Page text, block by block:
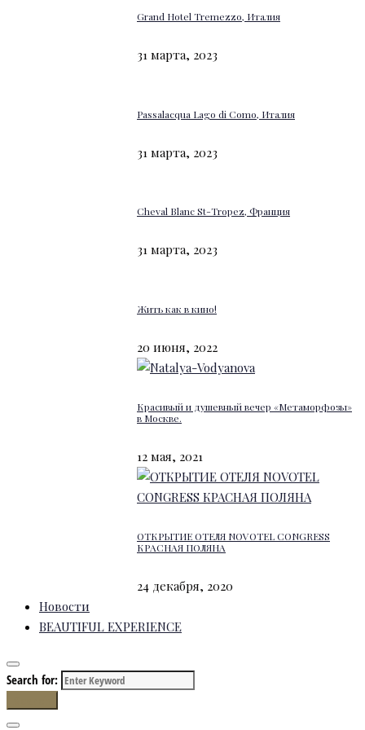
Grand Hotel Tremezzo, Италия
31 марта, 2023
Passalacqua Lago di Como, Италия
31 марта, 2023
Cheval Blanc St-Tropez, Франция
31 марта, 2023
Жить как в кино!
20 июня, 2022
Красивый и душевный вечер «Метаморфозы»
в Москве.
12 мая, 2021
ОТКРЫТИЕ ОТЕЛЯ NOVOTEL CONGRESS
КРАСНАЯ ПОЛЯНА
24 декабря, 2020
Новости
BEAUTIFUL EXPERIENCE
Search for: